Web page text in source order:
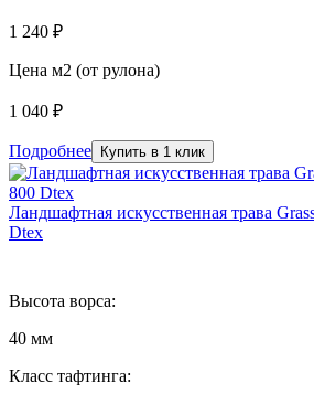
1 240 ₽
Цена м2 (от рулона)
1 040 ₽
Подробнее Купить в 1 клик
Ландшафтная искусственная трава
Dtex
Высота ворса:
40 мм
Класс тафтинга: